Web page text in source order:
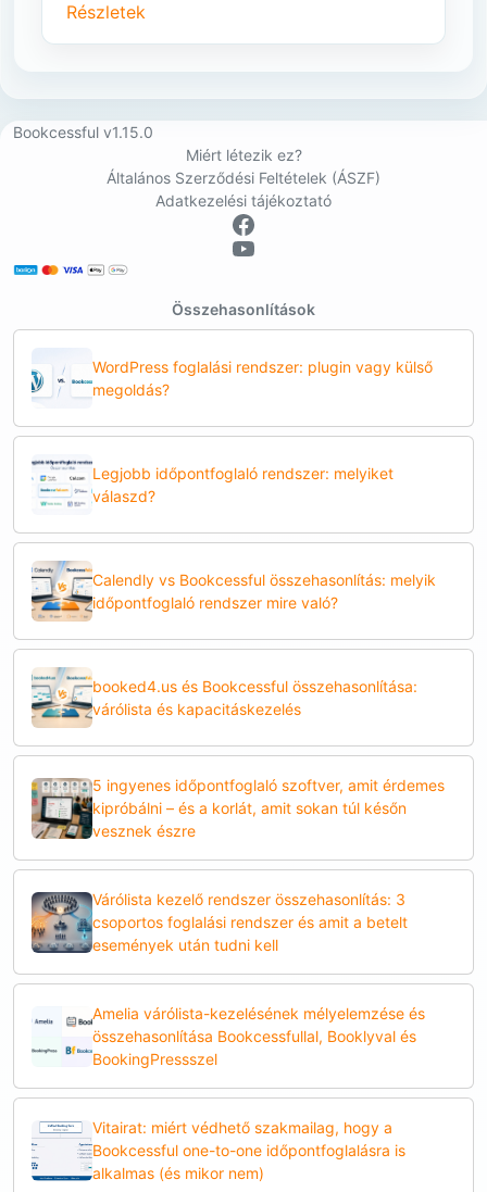
Részletek
Bookcessful v1.15.0
Miért létezik ez?
Általános Szerződési Feltételek (ÁSZF)
Adatkezelési tájékoztató
Összehasonlítások
WordPress foglalási rendszer: plugin vagy külső
megoldás?
Legjobb időpontfoglaló rendszer: melyiket
válaszd?
Calendly vs Bookcessful összehasonlítás: melyik
időpontfoglaló rendszer mire való?
booked4.us és Bookcessful összehasonlítása:
várólista és kapacitáskezelés
5 ingyenes időpontfoglaló szoftver, amit érdemes
kipróbálni – és a korlát, amit sokan túl későn
vesznek észre
Várólista kezelő rendszer összehasonlítás: 3
csoportos foglalási rendszer és amit a betelt
események után tudni kell
Amelia várólista-kezelésének mélyelemzése és
összehasonlítása Bookcessfullal, Booklyval és
BookingPressszel
Vitairat: miért védhető szakmailag, hogy a
Bookcessful one-to-one időpontfoglalásra is
alkalmas (és mikor nem)